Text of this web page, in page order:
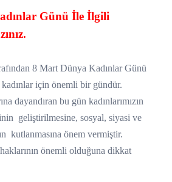
Günü İle İlgili
8 Mart Dünya Kadınlar Günü
için önemli bir gündür.
dayandıran bu gün kadınlarımızın
geliştirilmesine, sosyal, siyasi ve
kutlanmasına önem vermiştir.
önemli olduğuna dikkat